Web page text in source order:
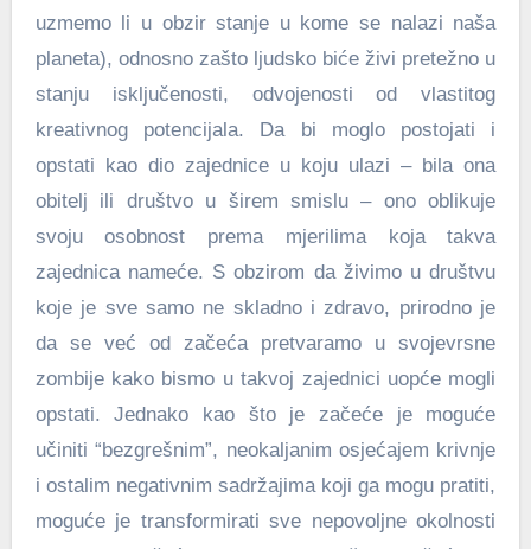
uzmemo li u obzir stanje u kome se nalazi naša
planeta), odnosno zašto ljudsko biće živi pretežno u
stanju isključenosti, odvojenosti od vlastitog
kreativnog potencijala. Da bi moglo postojati i
opstati kao dio zajednice u koju ulazi – bila ona
obitelj ili društvo u širem smislu – ono oblikuje
svoju osobnost prema mjerilima koja takva
zajednica nameće. S obzirom da živimo u društvu
koje je sve samo ne skladno i zdravo, prirodno je
da se već od začeća pretvaramo u svojevrsne
zombije kako bismo u takvoj zajednici uopće mogli
opstati. Jednako kao što je začeće je moguće
učiniti “bezgrešnim”, neokaljanim osjećajem krivnje
i ostalim negativnim sadržajima koji ga mogu pratiti,
moguće je transformirati sve nepovoljne okolnosti